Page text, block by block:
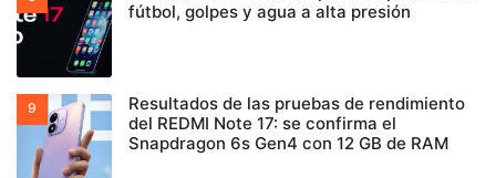
fútbol, golpes y agua a alta presión
Resultados de las pruebas de rendimiento
del REDMI Note 17: se confirma el
Snapdragon 6s Gen4 con 12 GB de RAM